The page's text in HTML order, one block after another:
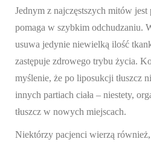
Jednym z najczęstszych mitów
pomaga w szybkim odchudzaniu.
usuwa jedynie niewielką ilość
zastępuje zdrowego trybu życia.
myślenie, że po liposukcji tłuszcz
innych partiach ciała – niestety,
tłuszcz w nowych miejscach.
Niektórzy pacjenci wierzą